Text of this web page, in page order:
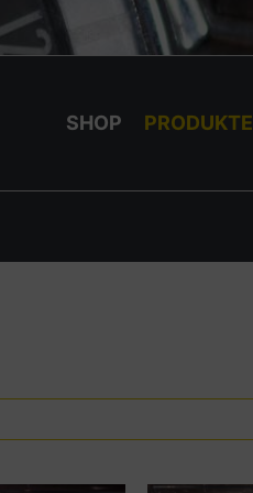
SHOP PRODUKTE